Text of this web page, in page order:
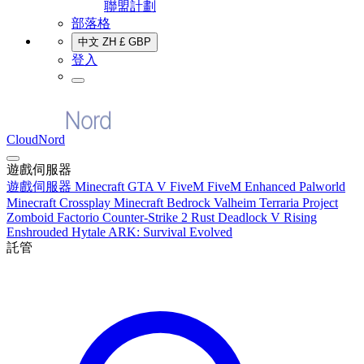
聯盟計劃
部落格
中文 ZH £ GBP
登入
CloudNord
遊戲伺服器
遊戲伺服器 Minecraft GTA V FiveM FiveM Enhanced Palworld
Minecraft Crossplay Minecraft Bedrock Valheim Terraria Project
Zomboid Factorio Counter-Strike 2 Rust Deadlock V Rising
Enshrouded Hytale ARK: Survival Evolved
託管